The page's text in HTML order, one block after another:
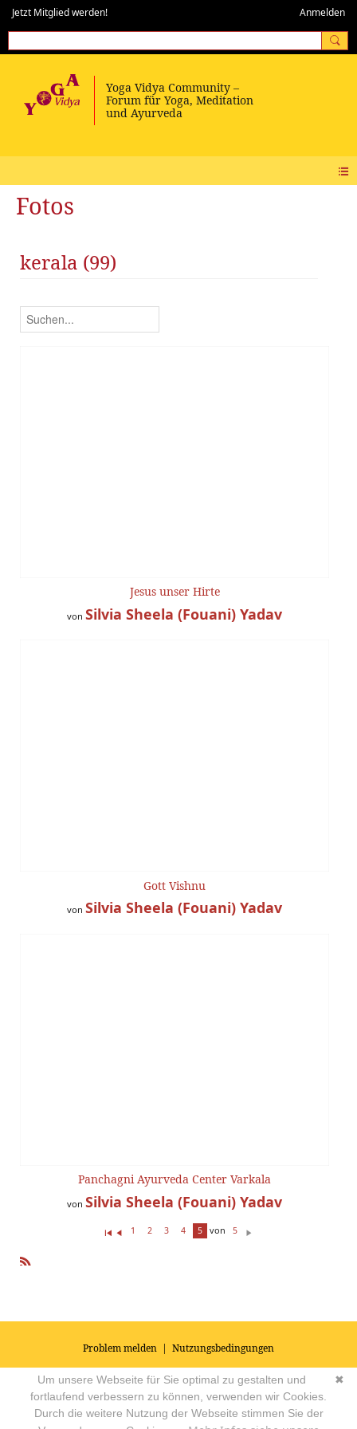
Jetzt Mitglied werden! Anmelden
Fotos
kerala (99)
Jesus unser Hirte
von Silvia Sheela (Fouani) Yadav
Gott Vishnu
von Silvia Sheela (Fouani) Yadav
Panchagni Ayurveda Center Varkala
von Silvia Sheela (Fouani) Yadav
1 2 3 4 5 von 5
Problem melden | Nutzungsbedingungen
© 2026Impressum|Datenschutz|AGB's| Yoga Vidya Community -
Forum für Yoga, Meditation und Ayurveda Powered by
✖
Um unsere Webseite für Sie optimal zu gestalten und
fortlaufend verbessern zu können, verwenden wir Cookies.
Durch die weitere Nutzung der Webseite stimmen Sie der